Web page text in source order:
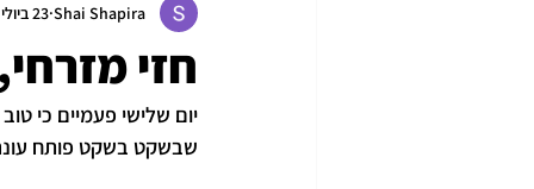
חזי
Shai Shapira 23 ביולי 2024
יום שלישי פעמיים כי
שבשקט בשקט פותח